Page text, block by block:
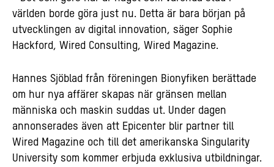
världen borde göra just nu. Detta är bara början på
utvecklingen av digital innovation, säger Sophie
Hackford, Wired Consulting, Wired Magazine.
Hannes Sjöblad från föreningen Bionyfiken berättade
om hur nya affärer skapas när gränsen mellan
människa och maskin suddas ut. Under dagen
annonserades även att Epicenter blir partner till
Wired Magazine och till det amerikanska Singularity
University som kommer erbjuda exklusiva utbildningar.